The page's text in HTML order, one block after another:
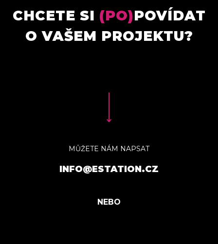
CHCETE SI (PO)POVÍDAT
O VAŠEM PROJEKTU?
MŮŽETE NÁM NAPSAT
INFO@ESTATION.CZ